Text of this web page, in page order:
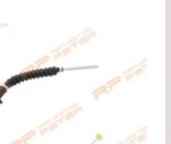
era:
$66.900.